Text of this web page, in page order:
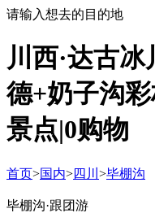
请输入想去的目的地
川西·达古
德+奶子沟
景点|0购物
首页>国内>四川 >毕棚沟
毕棚沟·跟团游